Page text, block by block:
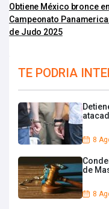
Obtiene México bronce en
Campeonato
de Judo 2025
TE PODRIA
8
de
8